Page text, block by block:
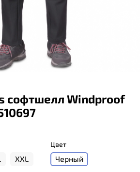
софтшелл Windproof
XXL
Цвет
Черный